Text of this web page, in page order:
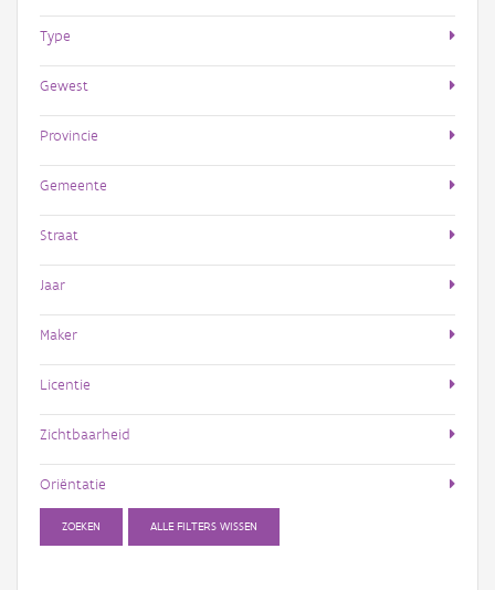
Type
Gewest
Provincie
Gemeente
Straat
Jaar
Maker
Licentie
Zichtbaarheid
Oriëntatie
ZOEKEN ALLE FILTERS WISSEN